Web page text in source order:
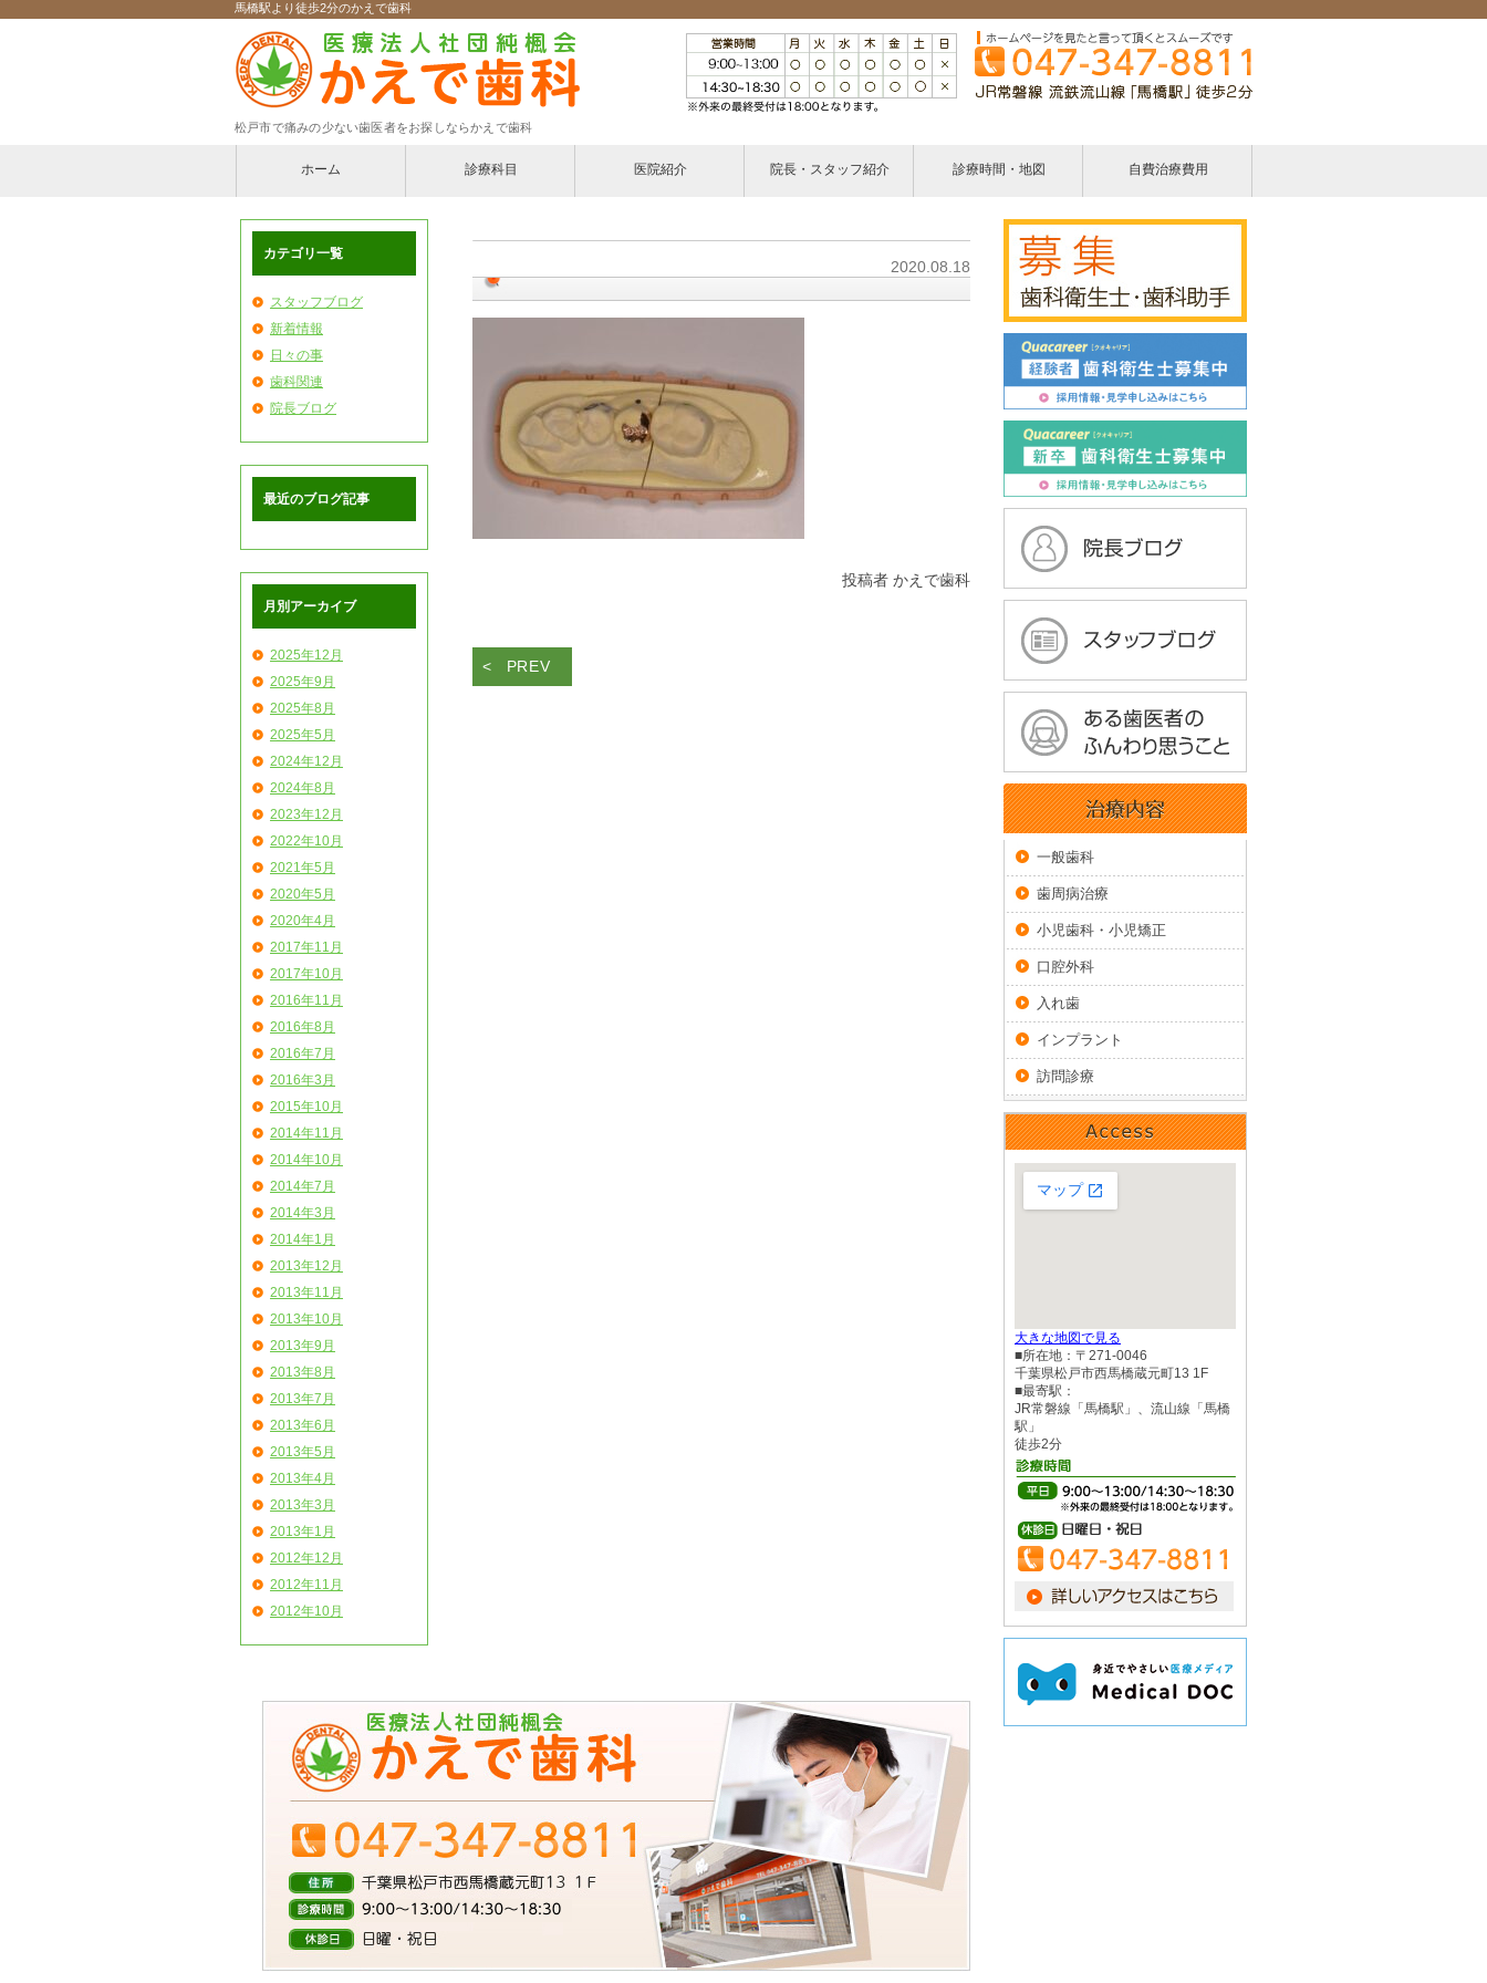
馬橋駅より徒歩2分のかえで歯科
松戸市で痛みの少ない歯医者をお探しならかえで歯科
ホーム 診療科目
一般歯科
小児歯科・小児矯正
インプラント
訪問診療
医院紹介 院長・スタッフ紹介 診療時間・地図 自費治療費用
2020.08.18
投稿者 かえで歯科
PREV
カテゴリ一覧
スタッフブログ
新着情報
日々の事
歯科関連
院長ブログ
最近のブログ記事
月別アーカイブ
2025年12月
2025年9月
2025年8月
2025年5月
2024年12月
2024年8月
2023年12月
2022年10月
2021年5月
2020年5月
2020年4月
2017年11月
2017年10月
2016年11月
2016年8月
2016年7月
2016年3月
2015年10月
2014年11月
2014年10月
2014年7月
2014年3月
2014年1月
2013年12月
2013年11月
2013年10月
2013年9月
2013年8月
2013年7月
2013年6月
2013年5月
2013年4月
2013年3月
2013年1月
2012年12月
2012年11月
2012年10月
一般歯科
歯周病治療
小児歯科・小児矯正
口腔外科
入れ歯
インプラント
訪問診療
大きな地図で見る
■所在地：〒271-0046
千葉県松戸市西馬橋蔵元町13 1F
■最寄駅：
JR常磐線「馬橋駅」、流山線「馬橋
駅」
徒歩2分